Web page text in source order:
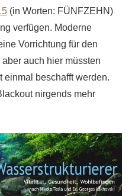
(in Worten: FÜNFZEHN)
verfügen. Moderne
Vorrichtung für den
auch hier müssten
einmal beschafft werden.
nirgends mehr